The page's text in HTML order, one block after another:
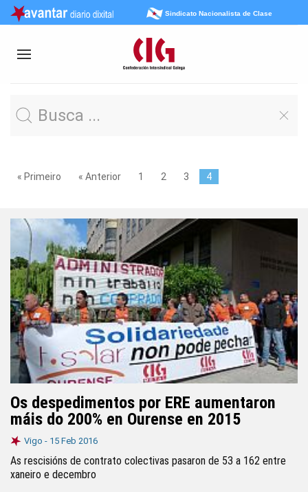
Sindicato Nacionalista de Clase
« Primeiro « Anterior 1 2 3 4
Os despedimentos por ERE aumentaron
máis do 200% en Ourense en 2015
Vigo - 15 Feb 2016
As rescisións de contrato colectivas pasaron de 53 a 162 entre
xaneiro e decembro